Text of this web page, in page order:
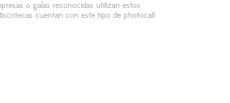
o galas reconocidas utilizan estos
cuentan con este tipo de photocall